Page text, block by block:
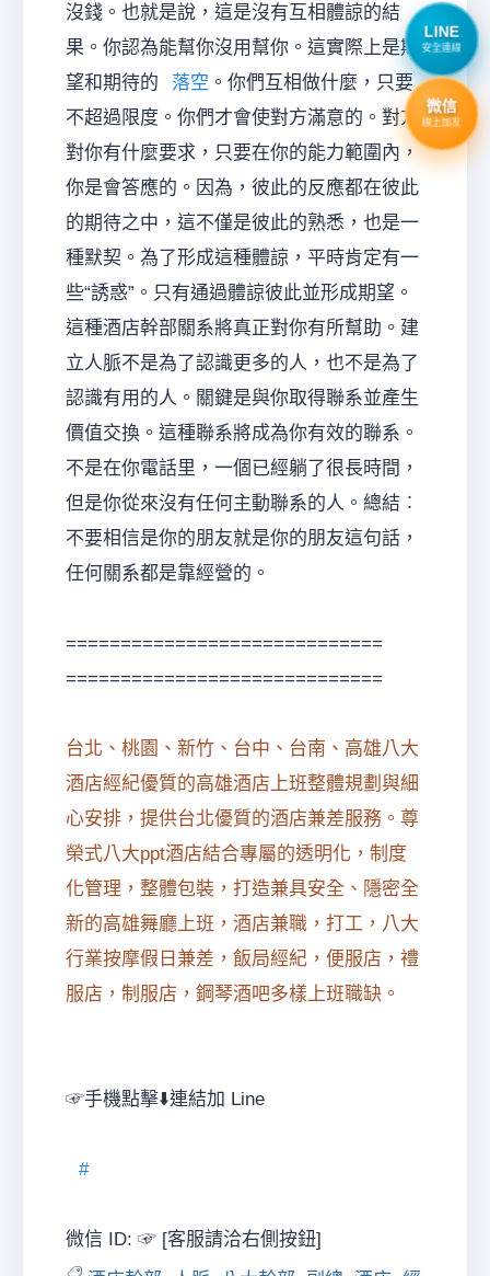
沒錢。也就是說，這是沒有互相體諒的結
果。你認為能幫你沒用幫你。這實際上是期
望和期待的
落空 。你們互相做什麼，只要
不超過限度。你們才會使對方滿意的。對方
對你有什麼要求，只要在你的能力範圍內，
你是會答應的。因為，彼此的反應都在彼此
的期待之中，這不僅是彼此的熟悉，也是一
種默契。為了形成這種體諒，平時肯定有一
些“誘惑”。只有通過體諒彼此並形成期望。
這種酒店幹部關系將真正對你有所幫助。建
立人脈不是為了認識更多的人，也不是為了
認識有用的人。關鍵是與你取得聯系並產生
價值交換。這種聯系將成為你有效的聯系。
不是在你電話里，一個已經躺了很長時間，
但是你從來沒有任何主動聯系的人。總結︰
不要相信是你的朋友就是你的朋友這句話，
任何關系都是靠經營的。
=============================
=============================
台北、桃園、新竹、台中、台南、高雄八大
酒店經紀優質的高雄酒店上班整體規劃與細
心安排，提供台北優質的酒店兼差服務。尊
榮式八大ppt酒店結合專屬的透明化，制度
化管理，整體包裝，打造兼具安全、隱密全
新的高雄舞廳上班，酒店兼職，打工，八大
行業按摩假日兼差，飯局經紀，便服店，禮
服店，制服店，鋼琴酒吧多樣上班職缺。
☞手機點擊⬇️連結加 Line
#
微信 ID: ☞ [客服請洽右側按鈕]
LINE
安全連線
微信
線上加友